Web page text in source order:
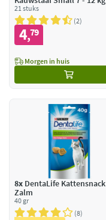
21 stuks
2
4,79
Morgen in huis
8x DentaLife Kattensnack
Zalm
40 gr
8